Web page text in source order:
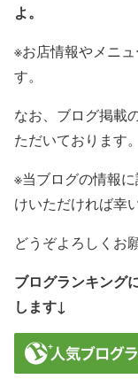
よ。
※お店情報やメニ
す。
なお、ブログ掲載
ただいております。
※当ブログの情報
けいただければ幸
どうぞよろしくお
ブログランキング
します↓